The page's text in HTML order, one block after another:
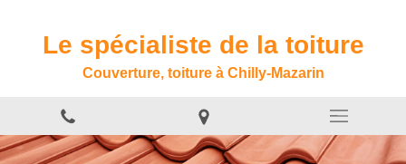
Le spécialiste de la toiture
Couverture, toiture à Chilly-Mazarin